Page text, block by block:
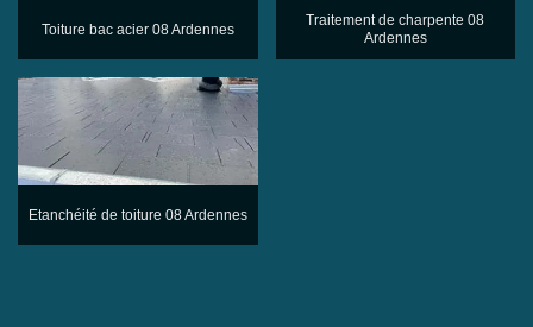
Toiture bac acier 08 Ardennes
Traitement de charpente 08
Ardennes
Etanchéité de toiture 08 Ardennes